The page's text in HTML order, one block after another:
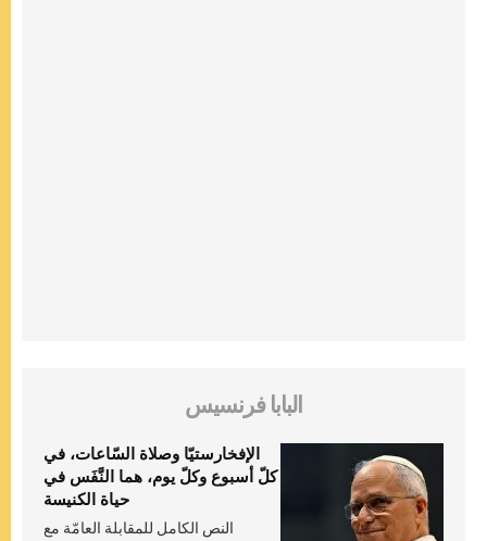
البابا فرنسيس
الإفخارستيّا وصلاة السّاعات، في
كلّ أسبوع وكلّ يوم، هما النَّفَس في
حياة الكنيسة
النص الكامل للمقابلة العامّة مع